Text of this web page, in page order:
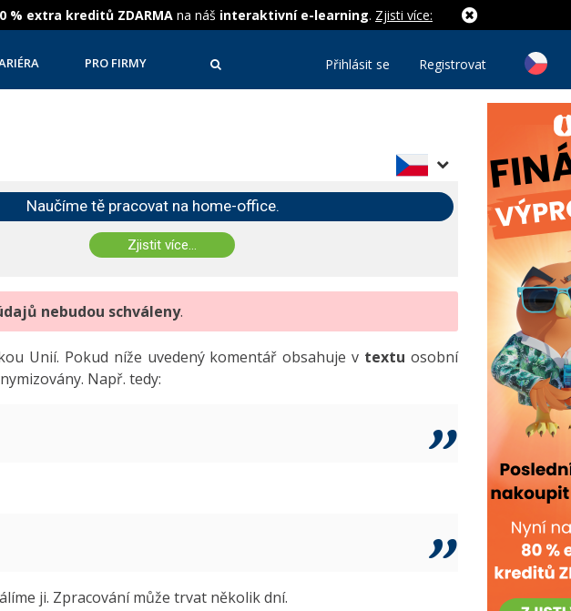
% extra kreditů ZDARMA na náš interaktivní e-learning. Zjisti více:
PRO FIRMY Přihlásit se Registrovat
Naučíme tě pracovat na home-office.
Zjistit více...
nebudou schváleny.
Unií. Pokud níže uvedený komentář obsahuje v textu osobní
Např. tedy:
ji. Zpracování může trvat několik dní.